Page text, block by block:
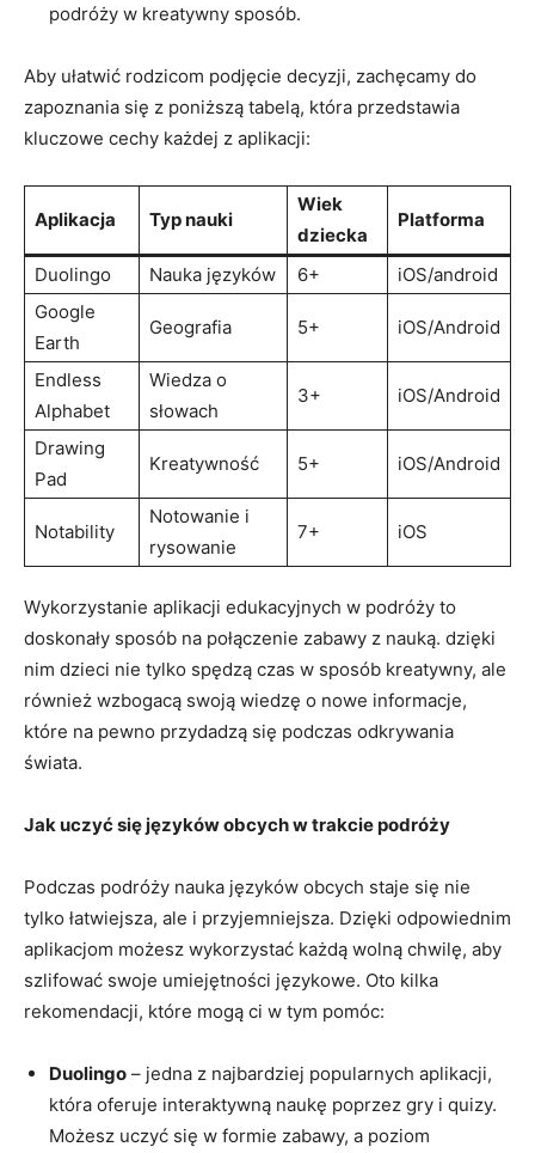
podróży w kreatywny sposób.
Aby ułatwić rodzicom podjęcie ‍decyzji,​ zachęcamy‍ do ​
zapoznania się z poniższą tabelą, która przedstawia
kluczowe cechy każdej z aplikacji:
Aplikacja Typ ⁢nauki
Wiek
dziecka
Platforma
Duolingo Nauka ​języków 6+
iOS/android
Google
Earth
Geografia 5+ iOS/Android
Endless⁣
Alphabet
Wiedza ​o‍
słowach
3+ iOS/Android
Drawing⁣
Pad
Kreatywność 5+ iOS/Android
Notability
Notowanie‍ i
rysowanie
7+ iOS
Wykorzystanie ⁤aplikacji⁤ edukacyjnych w podróży‌ to
doskonały sposób na połączenie zabawy z ‌nauką. dzięki‌
nim⁢ dzieci nie tylko ⁢spędzą ⁤czas w sposób kreatywny, ale
również⁤ wzbogacą swoją‍ wiedzę⁤ o nowe‍ informacje,
które⁣ na pewno przydadzą się podczas odkrywania
świata.
Jak uczyć się języków obcych w trakcie podróży
Podczas⁤ podróży ​nauka języków obcych staje się nie
tylko łatwiejsza, ale i przyjemniejsza. Dzięki odpowiednim​
aplikacjom ​możesz wykorzystać​ każdą wolną chwilę, aby⁣
szlifować ⁣swoje ⁤umiejętności ‌językowe. Oto kilka
rekomendacji, które ⁤mogą ci⁣ w tym pomóc:
Duolingo – jedna z najbardziej popularnych ⁤aplikacji,
która‍ oferuje ​interaktywną ​naukę poprzez gry i quizy.
Możesz uczyć się w formie zabawy, a poziom